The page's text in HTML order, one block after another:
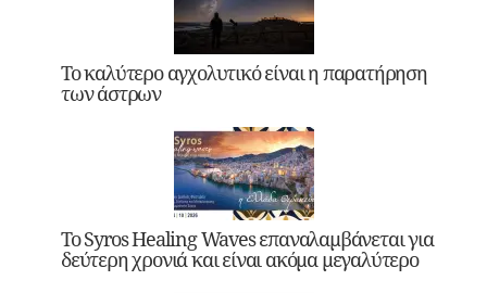
Το καλύτερο αγχολυτικό είναι η παρατήρηση
των άστρων
Το Syros Healing Waves επαναλαμβάνεται για
δεύτερη χρονιά και είναι ακόμα μεγαλύτερο